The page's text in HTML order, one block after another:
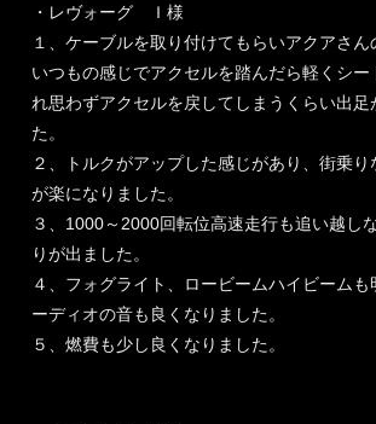
・レヴォーグ Ｉ様
１、ケーブルを取り付けてもらいアクアさん
いつもの感じでアクセルを踏んだら軽くシー
れ思わずアクセルを戻してしまうくらい出足
た。
２、トルクがアップした感じがあり、街乗
が楽になりました。
３、1000～2000回転位高速走行も追い越し
りが出ました。
４、フォグライト、ロービームハイビームも
ーディオの音も良くなりました。
５、燃費も少し良くなりました。